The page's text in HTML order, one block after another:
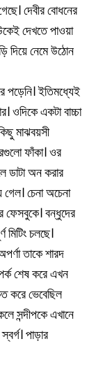
দেবীর বোধনের
দেখতে পাওয়া
দিয়ে নেমে উঠোন
পড়েনি। ইতিমধ্যেই
ওদিকে একটা বাচ্চা
মাঝবয়সী
ফাঁকা। ওর
ডাটা অন করার
চেনা অচেনা
ফেসবুকে। বন্ধুদের
চলছে।
তাকে শারদ
শেষ করে এখন
করে ভেবেছিল
সন্দীপকে এখানে
পাড়ার